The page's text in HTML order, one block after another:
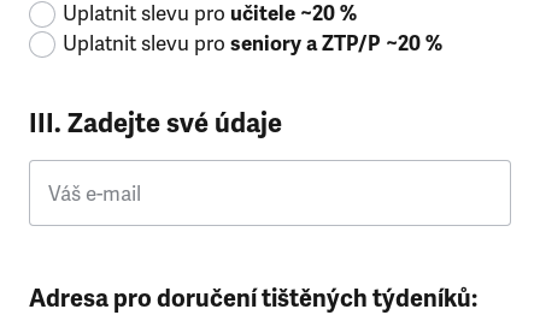
Uplatnit slevu pro učitele ~20 %
Uplatnit slevu pro seniory a ZTP/P ~20 %
III. Zadejte své údaje
Váš e-mail
Adresa pro doručení tištěných týdeníků: